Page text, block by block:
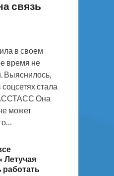
связь
в своем
время не
Выяснилось,
стала
Она
может
Летучая
работать